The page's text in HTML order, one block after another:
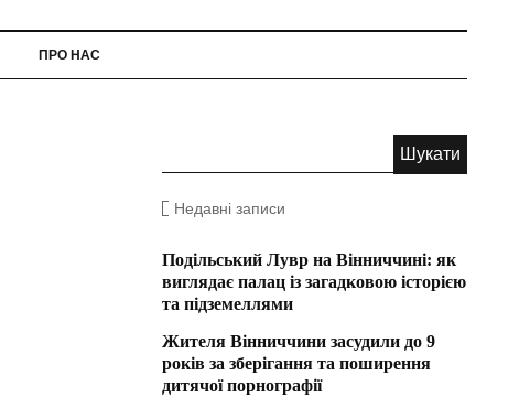
ПРО НАС
Недавні записи
Подільський Лувр на Вінниччині: як
виглядає палац із загадковою історією
та підземеллями
Жителя Вінниччини засудили до 9
років за зберігання та поширення
дитячої порнографії